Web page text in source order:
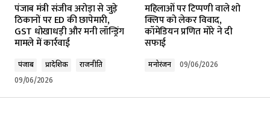
Required fields are marked*
Comment
पंजाब मंत्री संजीव अरोड़ा से जुड़े
ठिकानों पर ED की छापेमारी,
GST धोखाधड़ी और मनी लॉन्ड्रिंग
मामले में कार्रवाई
पंजाब प्रादेशिक
राजनीति
09/06/2026
महिलाओं पर टिप्पणी वाले शो
क्लिप को लेकर विवाद,
कॉमेडियन प्रणित मोरे ने दी
सफाई
मनोरंजन 09/06/2026